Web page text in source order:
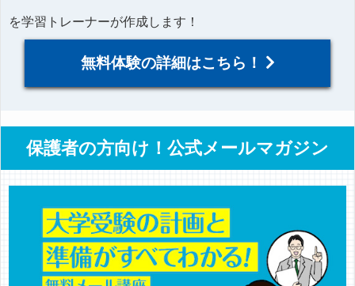
を学習トレーナーが作成します！
無料体験の詳細はこちら！
保護者の方向け！公式メールマガジン